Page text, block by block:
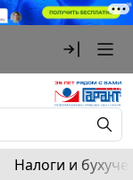
Налоги и